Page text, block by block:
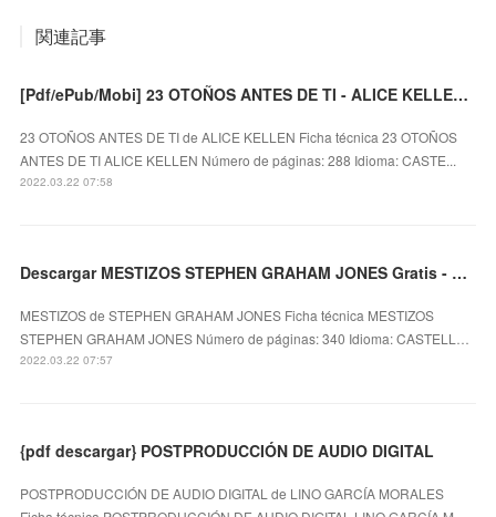
関連記事
[Pdf/ePub/Mobi] 23 OTOÑOS ANTES DE TI - ALICE KELLEN descargar ebook gratis
23 OTOÑOS ANTES DE TI de ALICE KELLEN Ficha técnica 23 OTOÑOS
ANTES DE TI ALICE KELLEN Número de páginas: 288 Idioma: CASTE...
2022.03.22 07:58
Descargar MESTIZOS STEPHEN GRAHAM JONES Gratis - EPUB, PDF y MOBI
MESTIZOS de STEPHEN GRAHAM JONES Ficha técnica MESTIZOS
STEPHEN GRAHAM JONES Número de páginas: 340 Idioma: CASTELL…
2022.03.22 07:57
{pdf descargar} POSTPRODUCCIÓN DE AUDIO DIGITAL
POSTPRODUCCIÓN DE AUDIO DIGITAL de LINO GARCÍA MORALES